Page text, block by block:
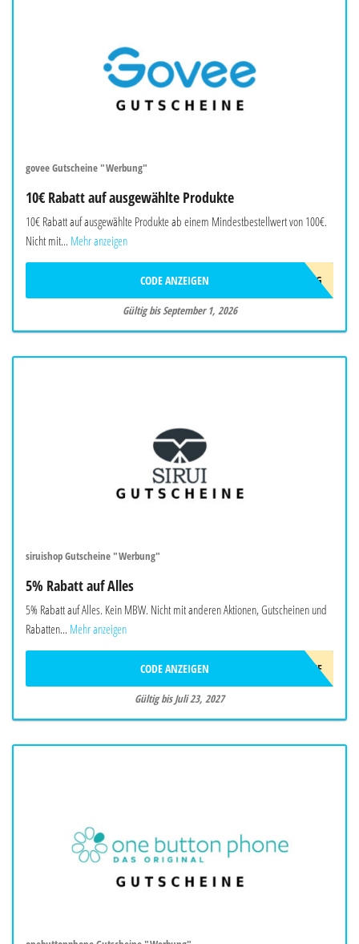
govee Gutscheine "Werbung"
10€ Rabatt auf ausgewählte Produkte
10€ Rabatt auf ausgewählte Produkte ab einem Mindestbestellwert von 100€.
Nicht mit... Mehr anzeigen
10AFFAUG
CODE ANZEIGEN
Gültig bis September 1, 2026
siruishop Gutscheine "Werbung"
5% Rabatt auf Alles
5% Rabatt auf Alles. Kein MBW. Nicht mit anderen Aktionen, Gutscheinen und
Rabatten... Mehr anzeigen
AFF5OFF
CODE ANZEIGEN
Gültig bis Juli 23, 2027